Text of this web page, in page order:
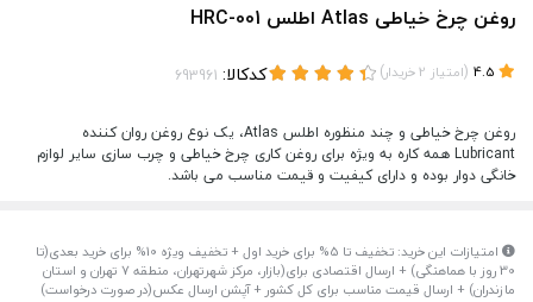
روغن چرخ خیاطی Atlas اطلس HRC-001
(امتیاز 2خریدار) کدکالا:
روغن چرخ خیاطی و چند منظوره اطلس Atlas، یک نوع روغن روان کننده
Lubricant همه کاره به ویژه برای روغن کاری چرخ خیاطی و چرب سازی سایر لوازم
خانگی دوار بوده و دارای کیفیت و قیمت مناسب می باشد.
امتیازات این خرید: تخفیف تا 5% برای خرید اول + تخفیف ویژه 10% برای خرید بعدی(تا
30 روز با هماهنگی) + ارسال اقتصادی برای(بازار، مرکز شهرتهران، منطقه 7 تهران و استان
مازندران) + ارسال قیمت مناسب برای کل کشور + آپشن ارسال عکس(در صورت درخواست)